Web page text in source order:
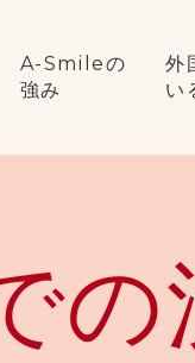
A-Smileの
強み
外
い
の